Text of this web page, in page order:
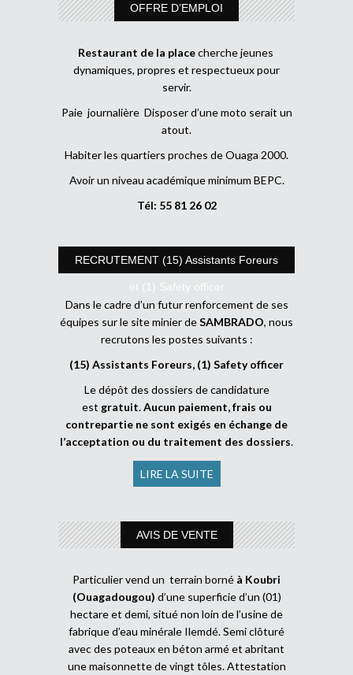
OFFRE D’EMPLOI
Restaurant de la placecherche jeunes
dynamiques, propres et respectueux pour
servir.
Paie journalière Disposer d’une moto serait un
atout.
Habiter les quartiers proches de Ouaga 2000.
Avoir un niveau académique minimum BEPC.
Tél: 55 81 26 02
RECRUTEMENT (15) Assistants Foreurs
et (1) Safety officer
Dans le cadre d’un futur renforcement de ses
équipes sur le site minier deSAMBRADO, nous
recrutons les postes suivants :
(15) Assistants Foreurs, (1) Safety officer
Le dépôt des dossiers de candidature
est gratuit.Aucun paiement, frais ou
contrepartie ne sont exigés en échange de
l’acceptation ou du traitement des dossiers.
LIRE LA SUITE
AVIS DE VENTE
Particulier vend un terrain borné à Koubri
(Ouagadougou) d’une superficie d’un (01)
hectare et demi, situé non loin de l’usine de
fabrique d’eau minérale Ilemdé. Semi clôturé
avec des poteaux en béton armé et abritant
une maisonnette de vingt tôles. Attestation